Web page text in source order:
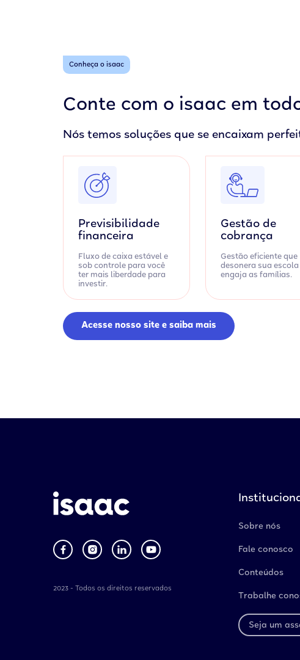
Conheça o isaac
Conte com o isaac em
Nós temos soluções que se encaixam
Previsibilidade
financeira
Fluxo de caixa estável e
sob controle para você
ter mais liberdade para
investir.
Gestão de
cobrança
Gestão eficiente que
desonera sua escola
engaja as famílias.
Acesse nosso site e saiba mais
2023 - Todos os direitos reservados
Sobre nós
Fale conosco
Conteúdos
Trabalhe
Seja um